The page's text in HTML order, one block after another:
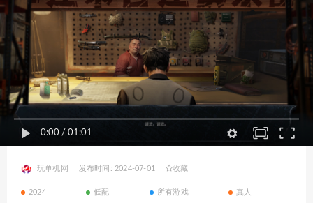
0:00 / 01:01
玩单机网 发布时间: 2024-07-01 收藏
2024 低配 所有游戏 真人